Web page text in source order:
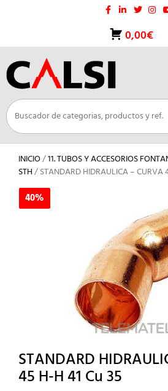
0,00€
INICIO/11. TUBOS Y ACCESORIOS
STH/ STANDARD HIDRAULICA – CURVA
40%
STANDARD
45 H-H 41 Cu 35
40%